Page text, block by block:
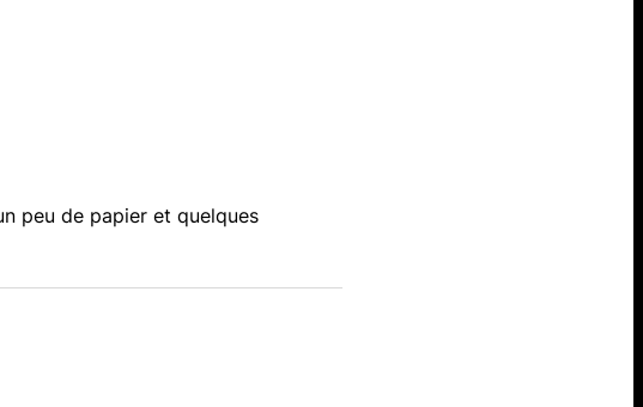
peu de papier et quelques